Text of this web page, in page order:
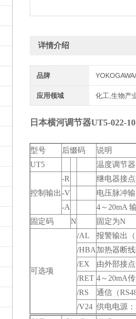
详情介绍
品牌
应用领域 化工,生物产
日本横河调节器UT5-022-
型号 后缀码
说明
UT5
温度调节器
控制输出
-R
继电器接
-V
电压脉冲
-A
4～20mA
固定码
N 固定为N
可选项
/AL
报警输出（
/HBA 加热器断
/EX
由外部接
/RET 4～20mA
/RS
通信（
/V24 供电电源